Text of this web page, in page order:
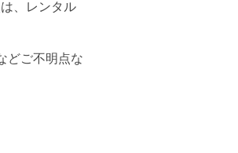
、レンタル
どご不明点な